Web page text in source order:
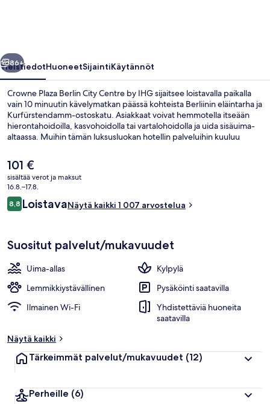
valokuvagalleria
Seuraava
86+
YleistiedotHuoneetSijaintiKäytännöt
Crowne Plaza Berlin City Centre by IHG sijaitsee loistavalla paikalla
vain 10 minuutin kävelymatkan päässä kohteista Berliinin eläintarha ja
Kurfürstendamm-ostoskatu. Asiakkaat voivat hemmotella itseään
hierontahoidoilla, kasvohoidolla tai vartalohoidolla ja uida sisäuima-
altaassa. Muihin tämän luksusluokan hotellin palveluihin kuuluu
majoituspaikan avuliasta henkilökuntaa ja aamupalaa. Majoituspaikka
sijaitsee lyhyen kävelymatkan päässä julkisen liikenteen yhteyksistä:
Wittenbergplatzin metroasema sijaitsee 5 minuutin ja Augsburger
straßen metroasema 8 minuutin kävelymatkan päässä.
Nykyinen
hinta
on
101 €
101 €
sisältää verot ja maksut
16.8.–17.8.
Arvostelut
8,88,8 kautta 10.
LoistavaNäytä kaikki 1 007 arvostelua
Suositut palvelut/mukavuudet
Uima-allas
Kylpylä
Lemmikkiystävällinen
Pysäköinti saatavilla
Ilmainen Wi-Fi
Yhdistettäviä huoneita
saatavilla
Näytä kaikki
Tärkeimmät palvelut/mukavuudet (12)
Perheille (6)